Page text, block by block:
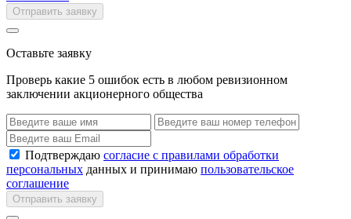
Отправить заявку
Оставьте заявку
Проверь какие 5 ошибок есть в любом ревизионном
заключении акционерного общества
Подтверждаю согласие с правилами обработки
персональных данных и принимаю пользовательское
соглашение
Отправить заявку